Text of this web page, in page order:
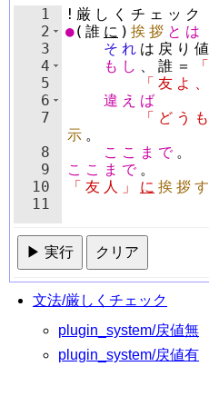
1
2
3
4
5
6
7
8
9
10
11
! 厳 し く チ ェ ッ ク
●( 誰 に ) 挨 拶 と は
そ れ は 戻 り 値
も し 、 誰 ＝ 「
「 友 よ 、
違 え ば
「
ど う も
示 。
こ こ ま で 。
こ こ ま で 。
「 友 人 」 に 挨 拶 す
▶ 実行 クリア
文法/厳しくチェック
plugin_system/戻値無
plugin_system/戻値有